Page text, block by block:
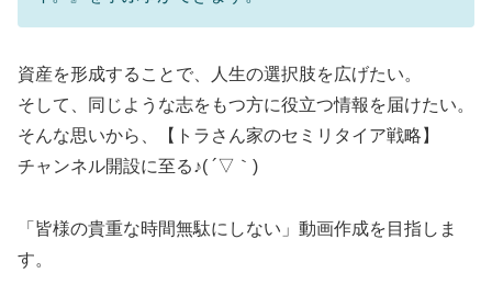
資産を形成することで、人生の選択肢を広げたい。
そして、同じような志をもつ方に役立つ情報を届けたい。
そんな思いから、【トラさん家のセミリタイア戦略】
チャンネル開設に至る♪( ´▽｀)
「皆様の貴重な時間無駄にしない」動画作成を目指しま
す。